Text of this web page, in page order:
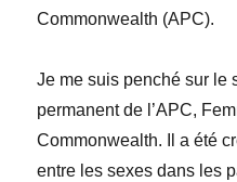
Commonwealth (APC).
Je me suis penché sur le
permanent de l’APC,
Commonwealth. Il a été
entre les sexes dans les